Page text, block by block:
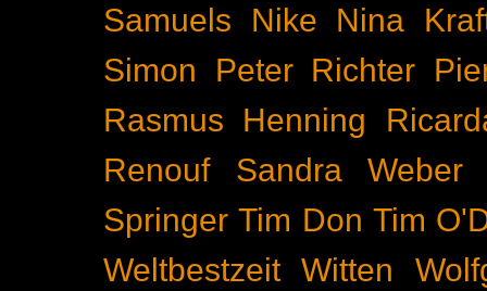
Samuels
Nike
Nina
Simon
Peter Richter
Rasmus Henning
Renouf
Sandra Weber
Springer Tim Don Tim
Weltbestzeit Witten